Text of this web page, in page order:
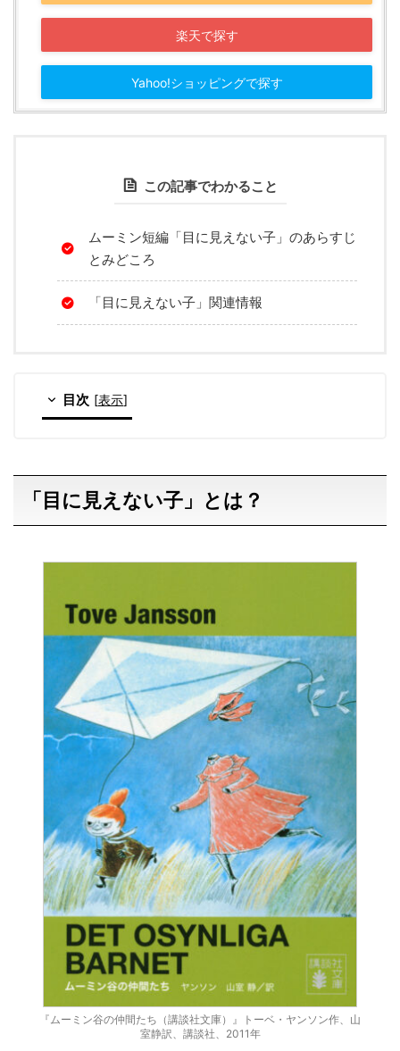
楽天で探す
Yahoo!ショッピングで探す
この記事でわかること
ムーミン短編「目に見えない子」のあらすじ
とみどころ
「目に見えない子」関連情報
目次 [表示]
「目に見えない子」とは？
『ムーミン谷の仲間たち（講談社文庫）』トーベ・ヤンソン作、山
室静訳、講談社、2011年